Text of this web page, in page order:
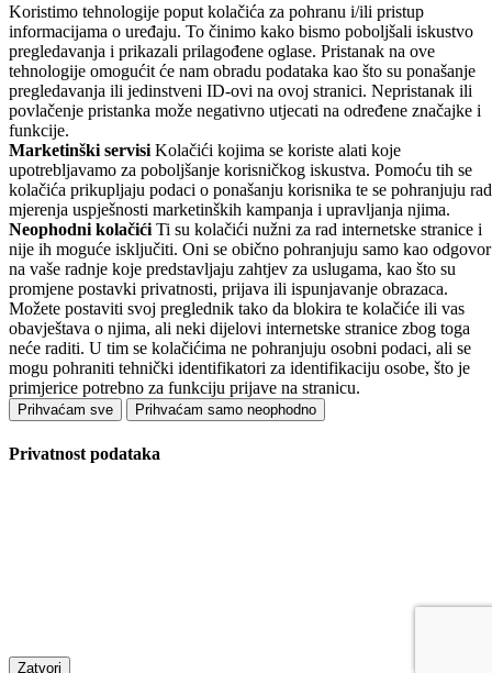
Koristimo tehnologije poput kolačića za pohranu i/ili pristup
informacijama o uređaju. To činimo kako bismo poboljšali iskustvo
pregledavanja i prikazali prilagođene oglase. Pristanak na ove
tehnologije omogućit će nam obradu podataka kao što su ponašanje
pregledavanja ili jedinstveni ID-ovi na ovoj stranici. Nepristanak ili
povlačenje pristanka može negativno utjecati na određene značajke i
funkcije.
Marketinški servisi Kolačići kojima se koriste alati koje
upotrebljavamo za poboljšanje korisničkog iskustva. Pomoću tih se
kolačića prikupljaju podaci o ponašanju korisnika te se pohranjuju
mjerenja uspješnosti marketinških kampanja i upravljanja njima.
Neophodni kolačići Ti su kolačići nužni za rad internetske stranice i
nije ih moguće isključiti. Oni se obično pohranjuju samo kao odgovor
na vaše radnje koje predstavljaju zahtjev za uslugama, kao što su
promjene postavki privatnosti, prijava ili ispunjavanje obrazaca.
Možete postaviti svoj preglednik tako da blokira te kolačiće ili vas
obavještava o njima, ali neki dijelovi internetske stranice zbog toga
neće raditi. U tim se kolačićima ne pohranjuju osobni podaci, ali se
mogu pohraniti tehnički identifikatori za identifikaciju osobe, što je
primjerice potrebno za funkciju prijave na stranicu.
Prihvaćam sve Prihvaćam samo neophodno
Privatnost podataka
Zatvori